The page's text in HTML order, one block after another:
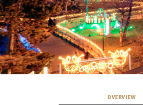
OVERVIEW